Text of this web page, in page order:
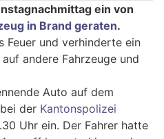
ein von
in Brand geraten.
Feuer und verhinderte ein
andere Fahrzeuge und
Auto auf dem
der Kantonspolizei
Uhr ein. Der Fahrer hatte